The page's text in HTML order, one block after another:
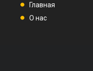
Главная
О нас